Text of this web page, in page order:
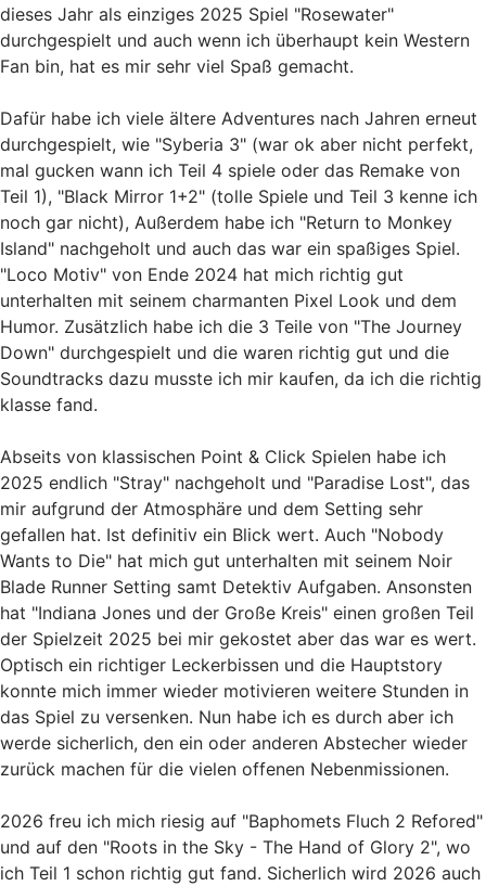
dieses Jahr als einziges 2025 Spiel "Rosewater"
durchgespielt und auch wenn ich überhaupt kein Western
Fan bin, hat es mir sehr viel Spaß gemacht.
Dafür habe ich viele ältere Adventures nach Jahren erneut
durchgespielt, wie "Syberia 3" (war ok aber nicht perfekt,
mal gucken wann ich Teil 4 spiele oder das Remake von
Teil 1), "Black Mirror 1+2" (tolle Spiele und Teil 3 kenne ich
noch gar nicht), Außerdem habe ich "Return to Monkey
Island" nachgeholt und auch das war ein spaßiges Spiel.
"Loco Motiv" von Ende 2024 hat mich richtig gut
unterhalten mit seinem charmanten Pixel Look und dem
Humor. Zusätzlich habe ich die 3 Teile von "The Journey
Down" durchgespielt und die waren richtig gut und die
Soundtracks dazu musste ich mir kaufen, da ich die richtig
klasse fand.
Abseits von klassischen Point & Click Spielen habe ich
2025 endlich "Stray" nachgeholt und "Paradise Lost", das
mir aufgrund der Atmosphäre und dem Setting sehr
gefallen hat. Ist definitiv ein Blick wert. Auch "Nobody
Wants to Die" hat mich gut unterhalten mit seinem Noir
Blade Runner Setting samt Detektiv Aufgaben. Ansonsten
hat "Indiana Jones und der Große Kreis" einen großen Teil
der Spielzeit 2025 bei mir gekostet aber das war es wert.
Optisch ein richtiger Leckerbissen und die Hauptstory
konnte mich immer wieder motivieren weitere Stunden in
das Spiel zu versenken. Nun habe ich es durch aber ich
werde sicherlich, den ein oder anderen Abstecher wieder
zurück machen für die vielen offenen Nebenmissionen.
2026 freu ich mich riesig auf "Baphomets Fluch 2 Refored"
und auf den "Roots in the Sky - The Hand of Glory 2", wo
ich Teil 1 schon richtig gut fand. Sicherlich wird 2026 auch